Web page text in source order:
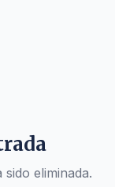
eliminada.